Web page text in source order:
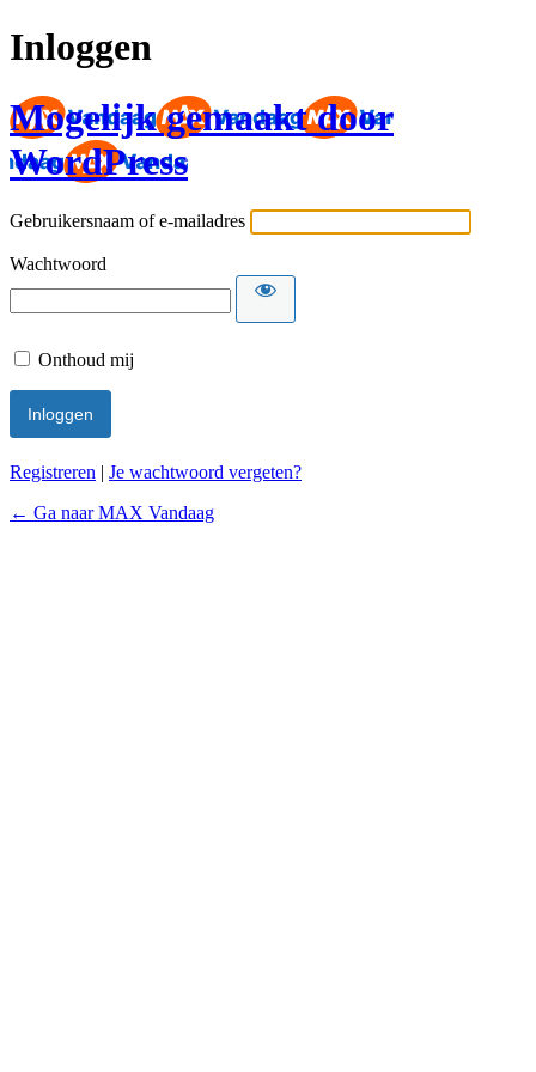
Inloggen
Mogelijk gemaakt door
WordPress
Gebruikersnaam of e-mailadres
Wachtwoord
Onthoud mij
Registreren | Je wachtwoord vergeten?
← Ga naar MAX Vandaag